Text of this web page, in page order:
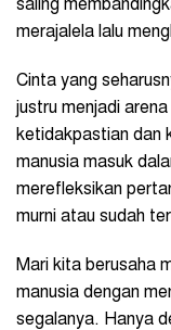
saling
merajalela lalu
Cinta yang
justru menjadi
ketidakpastian dan
manusia masuk
merefleksikan
murni atau sudah
Mari kita berusaha
manusia dengan
segalanya. Hanya